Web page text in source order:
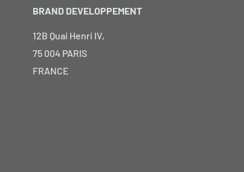
BRAND DEVELOPPEMENT
12B Quai Henri IV,
75 004 PARIS
FRANCE